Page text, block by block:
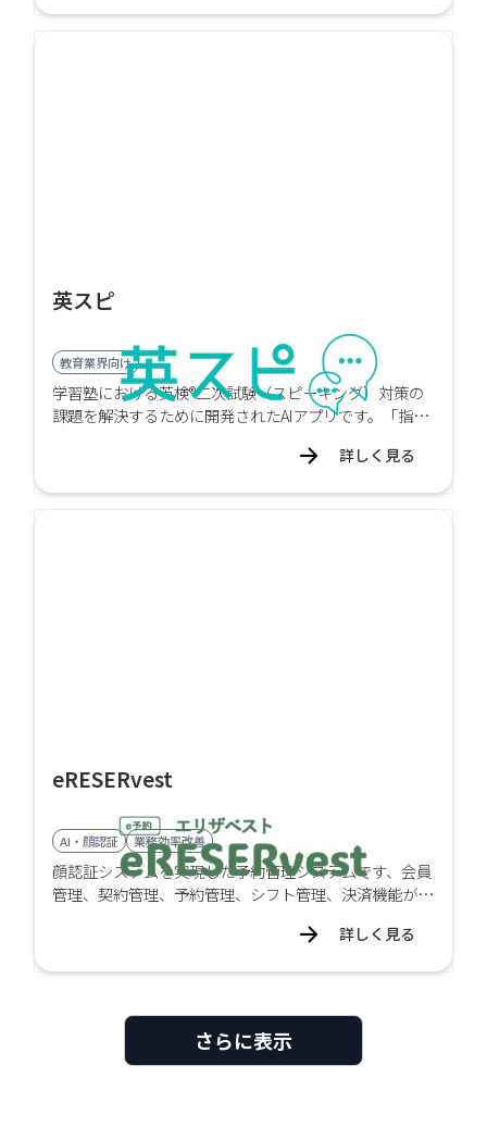
英スピ
教育業界向け
学習塾における英検®二次試験（スピーキング）対策の
課題を解決するために開発されたAIアプリです。「指導
「フィードバックに時間がかかる」といった現場の悩み
詳しく見る
eRESERvest
AI・顔認証 業務効率改善
顔認証システムを実現した予約管理システムです、会員
管理、契約管理、予約管理、シフト管理、決済機能が備
詳しく見る
さらに表示